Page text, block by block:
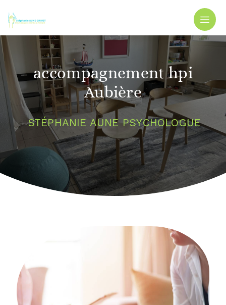
accompagnement hpi
Aubière
STÉPHANIE AUNE PSYCHOLOGUE